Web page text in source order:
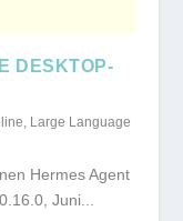
DESKTOP-
, Large Language
Hermes Agent
Juni...